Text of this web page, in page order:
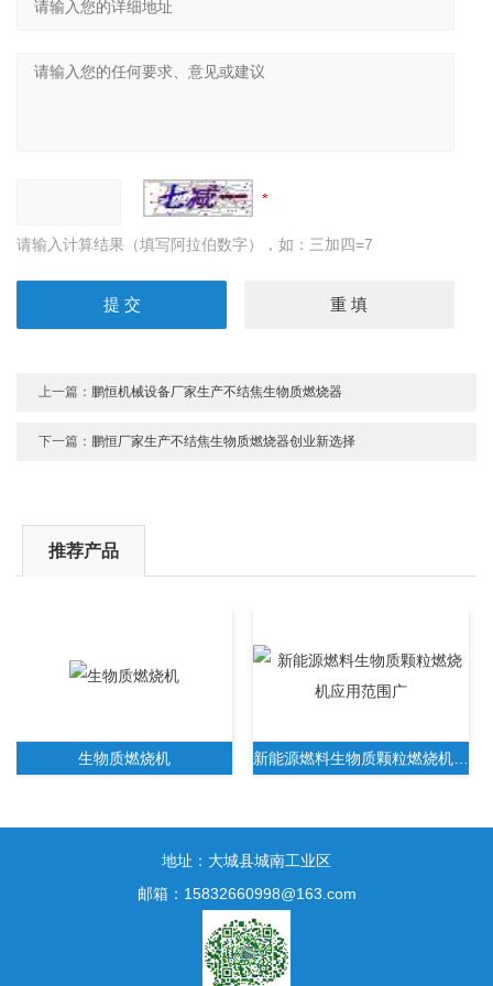
请输入计算结果（填写阿拉伯数字），如：三加四=7
上一篇： 鹏恒机械设备厂家生产不结焦生物质燃烧器
下一篇： 鹏恒厂家生产不结焦生物质燃烧器创业新选择
推荐产品
生物质燃烧机 新能源燃料生物质颗粒燃烧机应用范围广
新一代生物质木屑颗粒燃烧机无需人工操作
地址：大城县城南工业区
邮箱：15832660998@163.com